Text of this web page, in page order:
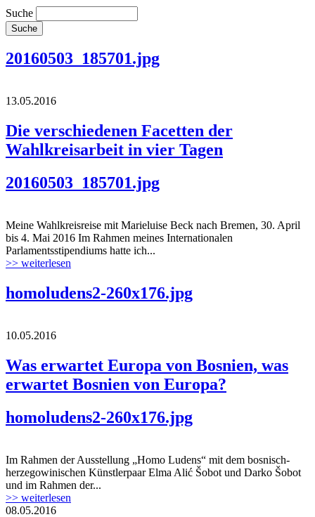
Suche
20160503_185701.jpg
13.05.2016
Die verschiedenen Facetten der
Wahlkreisarbeit in vier Tagen
20160503_185701.jpg
Meine Wahlkreisreise mit Marieluise Beck nach Bremen, 30. April
bis 4. Mai 2016 Im Rahmen meines Internationalen
Parlamentsstipendiums hatte ich...
>> weiterlesen
homoludens2-260x176.jpg
10.05.2016
Was erwartet Europa von Bosnien, was
erwartet Bosnien von Europa?
homoludens2-260x176.jpg
Im Rahmen der Ausstellung „Homo Ludens“ mit dem bosnisch-
herzegowinischen Künstlerpaar Elma Alić Šobot und Darko Šobot
und im Rahmen der...
>> weiterlesen
08.05.2016